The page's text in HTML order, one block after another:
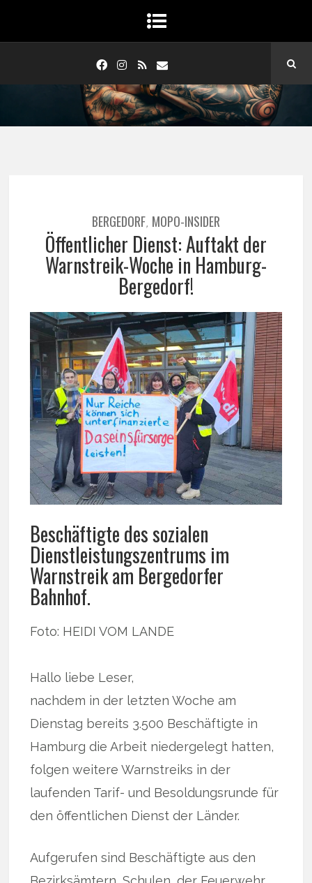
BERGEDORF, MOPO-INSIDER
Öffentlicher Dienst: Auftakt der
Warnstreik-Woche in Hamburg-
Bergedorf!
Beschäftigte des sozialen
Dienstleistungszentrums im
Warnstreik am Bergedorfer
Bahnhof.
Foto: HEIDI VOM LANDE
Hallo liebe Leser,
nachdem in der letzten Woche am
Dienstag bereits 3.500 Beschäftigte in
Hamburg die Arbeit niedergelegt hatten,
folgen weitere Warnstreiks in der
laufenden Tarif- und Besoldungsrunde für
den öffentlichen Dienst der Länder.
Aufgerufen sind Beschäftigte aus den